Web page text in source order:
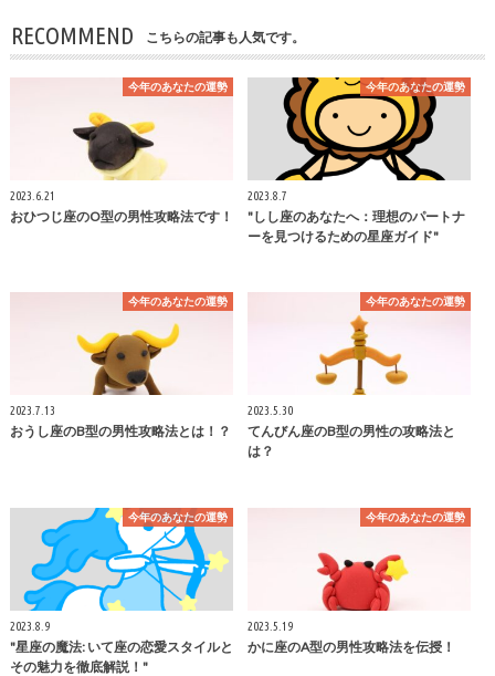
RECOMMEND こちらの記事も人気です。
今年のあなたの運勢
2023.6.21
おひつじ座のO型の男性攻略法です！
今年のあなたの運勢
2023.8.7
"しし座のあなたへ：理想のパートナ
ーを見つけるための星座ガイド"
今年のあなたの運勢
2023.7.13
おうし座のB型の男性攻略法とは！？
今年のあなたの運勢
2023.5.30
てんびん座のB型の男性の攻略法と
は？
今年のあなたの運勢
2023.8.9
"星座の魔法: いて座の恋愛スタイルと
その魅力を徹底解説！"
今年のあなたの運勢
2023.5.19
かに座のA型の男性攻略法を伝授！